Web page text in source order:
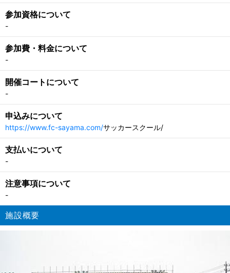
参加資格について
-
参加費・料金について
-
開催コートについて
-
申込みについて
https://www.fc-sayama.com/サッカースクール/
支払いについて
-
注意事項について
-
施設概要